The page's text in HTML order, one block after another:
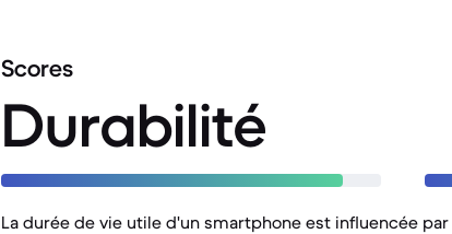
Scores
Durabilité
La durée de vie utile d'un smartphone est influencée